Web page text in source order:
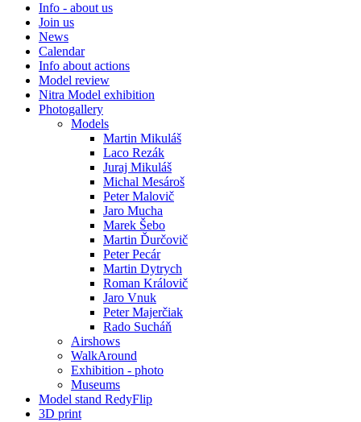
Info - about us
Join us
News
Calendar
Info about actions
Model review
Nitra Model exhibition
Photogallery
Models
Martin Mikuláš
Laco Rezák
Juraj Mikuláš
Michal Mesároš
Peter Malovič
Jaro Mucha
Marek Šebo
Martin Ďurčovič
Peter Pecár
Martin Dytrych
Roman Královič
Jaro Vnuk
Peter Majerčiak
Rado Sucháň
Airshows
WalkAround
Exhibition - photo
Museums
Model stand RedyFlip
3D print